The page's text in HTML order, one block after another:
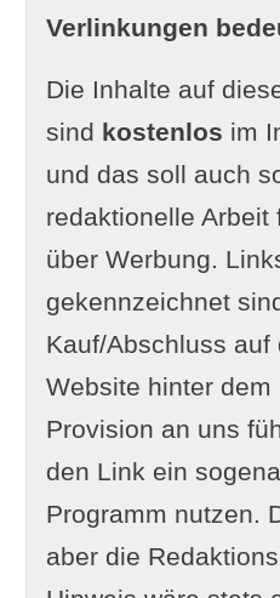
Verlinkungen
Die Inhalte auf
sind kostenlos im
und das soll auch
redaktionelle Arbeit
über Werbung.
gekennzeichnet
Kauf/Abschluss auf
Website hinter
Provision an uns
den Link ein
Programm nutzen.
aber die